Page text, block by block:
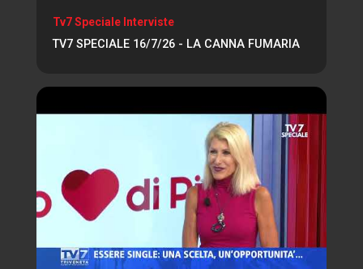
Tv7 Speciale Interviste
TV7 SPECIALE 16/7/26 - LA CANNA FUMARIA